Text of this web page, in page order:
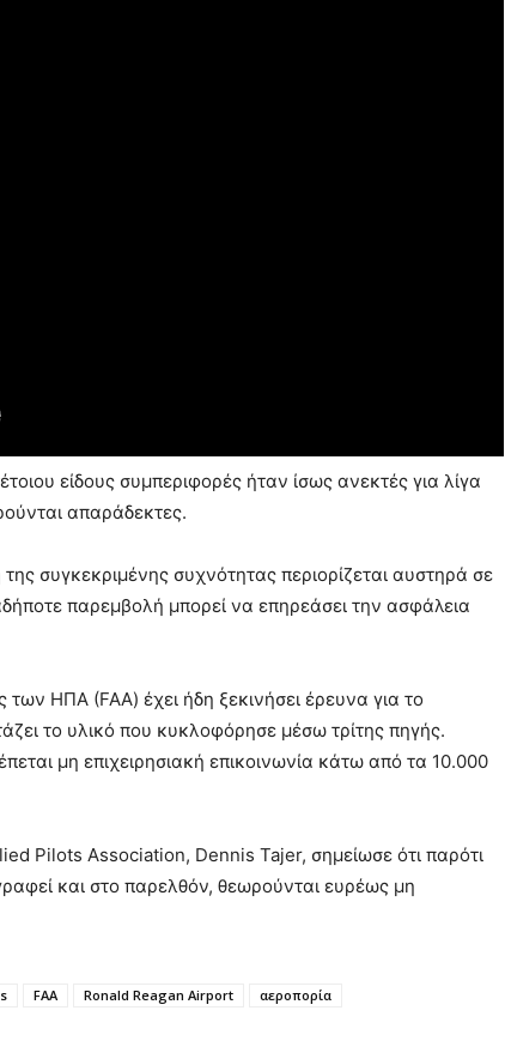
είδους συμπεριφορές ήταν ίσως ανεκτές για λίγα
απαράδεκτες.
συγκεκριμένης συχνότητας περιορίζεται αυστηρά σε
παρεμβολή μπορεί να επηρεάσει την ασφάλεια
ΗΠΑ (FAA) έχει ήδη ξεκινήσει έρευνα για το
το υλικό που κυκλοφόρησε μέσω τρίτης πηγής.
μη επιχειρησιακή επικοινωνία κάτω από τα 10.000
Pilots Association, Dennis Tajer, σημείωσε ότι παρότι
και στο παρελθόν, θεωρούνται ευρέως μη
FAA Ronald Reagan Airport
αεροπορία